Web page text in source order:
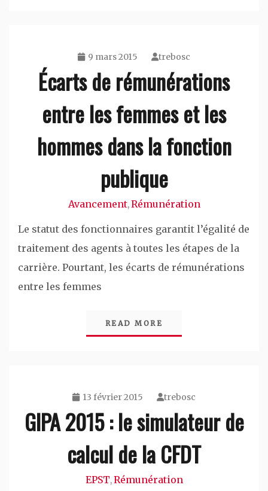
9 mars 2015 trebosc
Écarts de rémunérations
entre les femmes et les
hommes dans la fonction
publique
Avancement,Rémunération
Le statut des fonctionnaires garantit l’égalité de
traitement des agents à toutes les étapes de la
carrière. Pourtant, les écarts de rémunérations
entre les femmes
READ MORE
13 février 2015 trebosc
GIPA 2015 : le simulateur de
calcul de la CFDT
EPST,Rémunération